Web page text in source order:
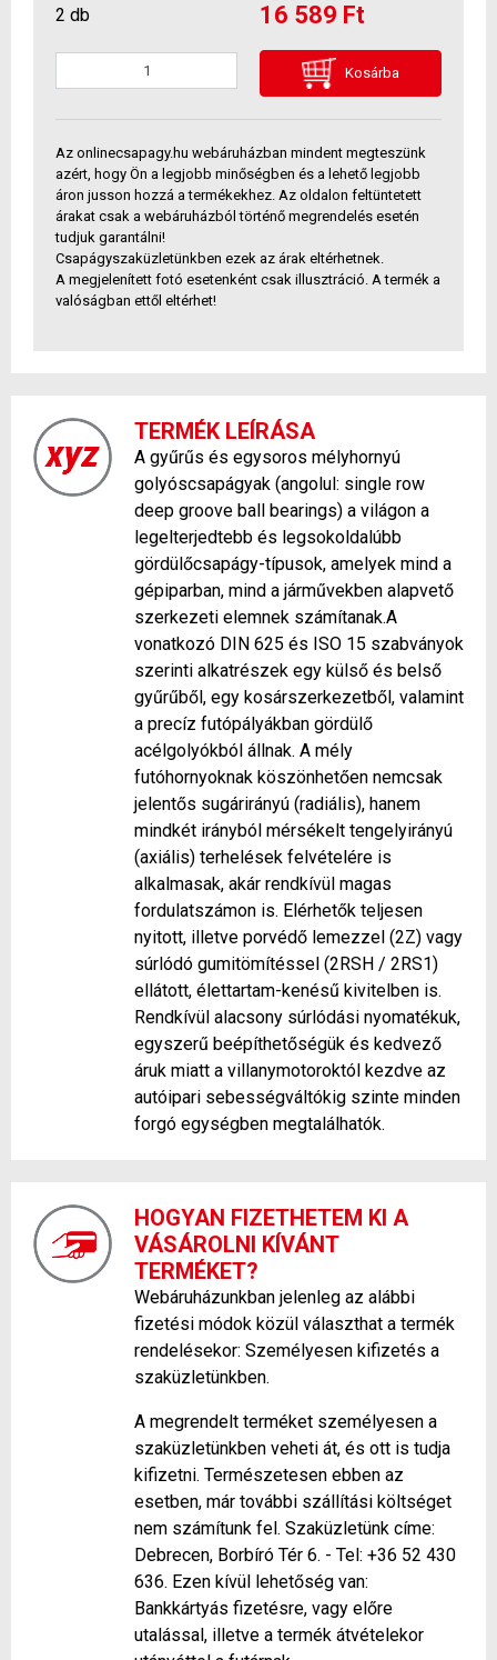
2 db 16 589 Ft
Kosárba
Az onlinecsapagy.hu webáruházban mindent megteszünk
azért, hogy Ön a legjobb minőségben és a lehető legjobb
áron jusson hozzá a termékekhez. Az oldalon feltüntetett
árakat csak a webáruházból történő megrendelés esetén
tudjuk garantálni!
Csapágyszaküzletünkben ezek az árak eltérhetnek.
A megjelenített fotó esetenként csak illusztráció. A termék a
valóságban ettől eltérhet!
TERMÉK LEÍRÁSA
A gyűrűs és egysoros mélyhornyú
golyóscsapágyak (angolul: single row
deep groove ball bearings) a világon a
legelterjedtebb és legsokoldalúbb
gördülőcsapágy-típusok, amelyek mind a
gépiparban, mind a járművekben alapvető
szerkezeti elemnek számítanak.A
vonatkozó DIN 625 és ISO 15 szabványok
szerinti alkatrészek egy külső és belső
gyűrűből, egy kosárszerkezetből, valamint
a precíz futópályákban gördülő
acélgolyókból állnak. A mély
futóhornyoknak köszönhetően nemcsak
jelentős sugárirányú (radiális), hanem
mindkét irányból mérsékelt tengelyirányú
(axiális) terhelések felvételére is
alkalmasak, akár rendkívül magas
fordulatszámon is. Elérhetők teljesen
nyitott, illetve porvédő lemezzel (2Z) vagy
súrlódó gumitömítéssel (2RSH / 2RS1)
ellátott, élettartam-kenésű kivitelben is.
Rendkívül alacsony súrlódási nyomatékuk,
egyszerű beépíthetőségük és kedvező
áruk miatt a villanymotoroktól kezdve az
autóipari sebességváltókig szinte minden
forgó egységben megtalálhatók.
HOGYAN FIZETHETEM KI A
VÁSÁROLNI KÍVÁNT
TERMÉKET?
Webáruházunkban jelenleg az alábbi
fizetési módok közül választhat a termék
rendelésekor: Személyesen kifizetés a
szaküzletünkben.
A megrendelt terméket személyesen a
szaküzletünkben veheti át, és ott is tudja
kifizetni. Természetesen ebben az
esetben, már további szállítási költséget
nem számítunk fel. Szaküzletünk címe:
Debrecen, Borbíró Tér 6. - Tel: +36 52 430
636. Ezen kívül lehetőség van:
Bankkártyás fizetésre, vagy előre
utalással, illetve a termék átvételekor